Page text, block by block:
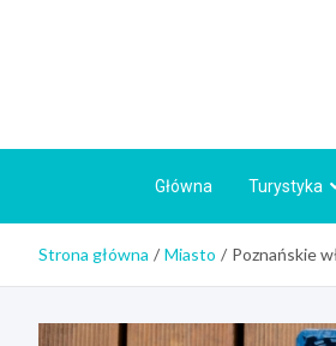
Główna Turystyka
Strona główna Miasto Poznańskie